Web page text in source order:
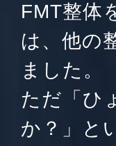
FMT整体
は、他の
ました。
ただ「ひ
か？」と